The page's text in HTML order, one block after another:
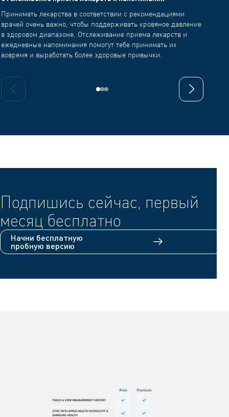
Принимать лекарства в соответствии с рекомендациями
врачей очень важно, чтобы поддерживать кровяное давление
в здоровом диапазоне. Отслеживание приема лекарств и
ежедневные напоминания помогут тебе принимать их
вовремя и выработать более здоровые привычки.
Предыдущий слайд Следующий
Подпишись сейчас, первый
месяц бесплатно
Начни бесплатную
пробную версию